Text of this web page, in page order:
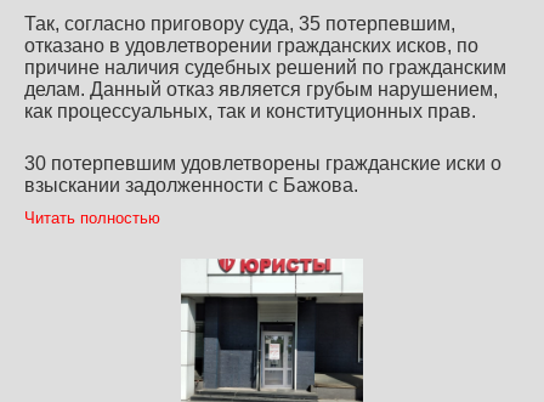
Так, согласно приговору суда, 35 потерпевшим,
отказано в удовлетворении гражданских исков, по
причине наличия судебных решений по гражданским
делам. Данный отказ является грубым нарушением,
как процессуальных, так и конституционных прав.
30 потерпевшим удовлетворены гражданские иски о
взыскании задолженности с Бажова.
Читать полностью